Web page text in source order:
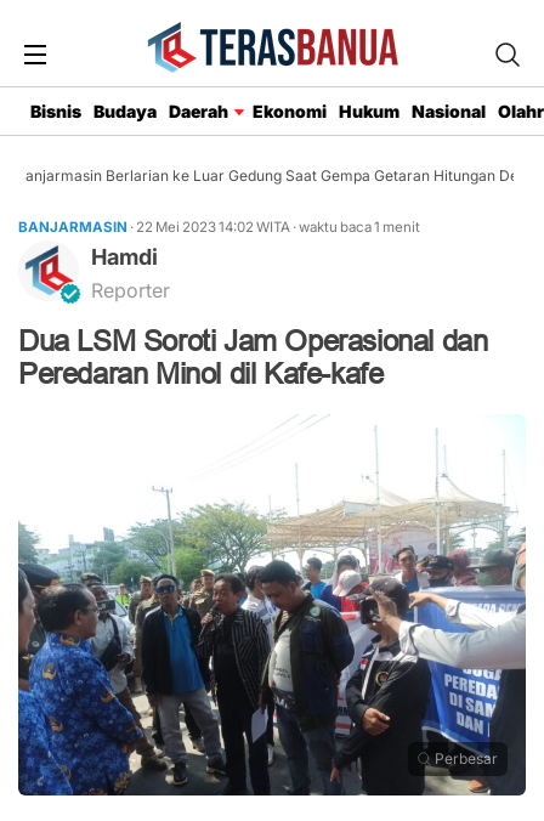
Bisnis Budaya Daerah Ekonomi Hukum Nasional
Banjarmasin Berlarian ke Luar Gedung Saat Gempa Getaran Hitungan Detik
BANJARMASIN · 22 Mei 202314:02WITA ·waktu baca 1 menit
Hamdi
Reporter
Dua LSM Soroti Jam Operasional dan
Peredaran Minol dil Kafe-kafe
Perbesar